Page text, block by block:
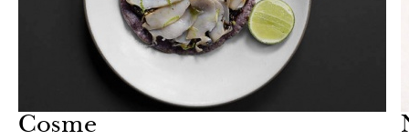
Cosme